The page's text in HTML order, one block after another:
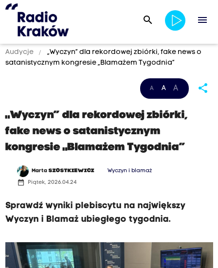
search menu
Audycje
„Wyczyn” dla rekordowej zbiórki, fake news o
satanistycznym kongresie „Blamażem Tygodnia”
A A A share
„Wyczyn” dla rekordowej zbiórki,
fake news o satanistycznym
kongresie „Blamażem Tygodnia”
MartaSZOSTKIEWICZ Wyczyn i blamaż
date_range Piątek, 2026.04.24
Sprawdź wyniki plebiscytu na największy
Wyczyn i Blamaż ubiegłego tygodnia.